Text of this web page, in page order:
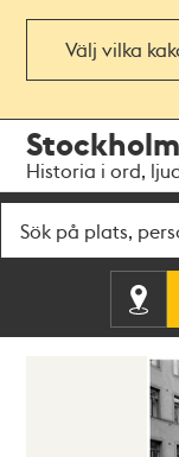
Välj vilka
navigationen
huvudinnehållet
Historia i ord,